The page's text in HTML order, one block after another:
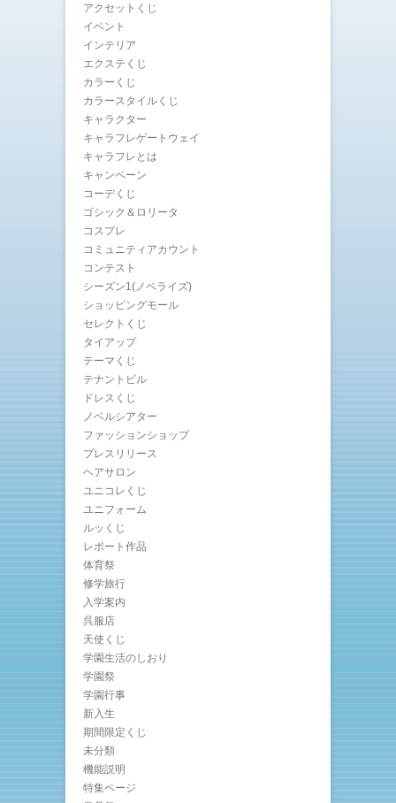
アクセットくじ
イベント
インテリア
エクステくじ
カラーくじ
カラースタイルくじ
キャラクター
キャラフレゲートウェイ
キャラフレとは
キャンペーン
コーデくじ
ゴシック＆ロリータ
コスプレ
コミュニティアカウント
コンテスト
シーズン1(ノベライズ)
ショッピングモール
セレクトくじ
タイアップ
テーマくじ
テナントビル
ドレスくじ
ノベルシアター
ファッションショップ
プレスリリース
ヘアサロン
ユニコレくじ
ユニフォーム
ルッくじ
レポート作品
体育祭
修学旅行
入学案内
呉服店
天使くじ
学園生活のしおり
学園祭
学園行事
新入生
期間限定くじ
未分類
機能説明
特集ページ